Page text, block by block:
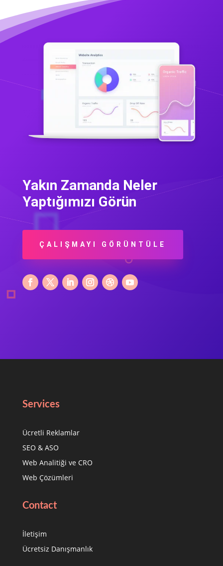
Yakın Zamanda Neler
Yaptığımızı Görün
ÇALIŞMAYI GÖRÜNTÜLE
Services
Ücretli Reklamlar
SEO & ASO
Web Analitiği ve CRO
Web Çözümleri
Contact
İletişim
Ücretsiz Danışmanlık